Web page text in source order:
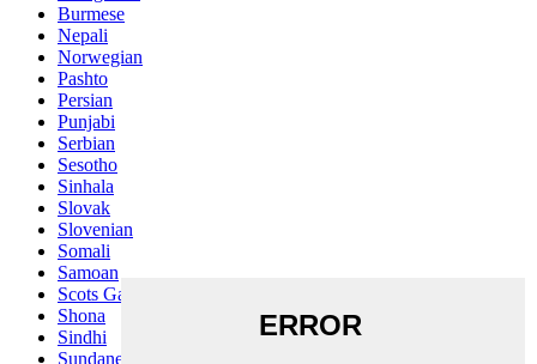
Burmese
Nepali
Norwegian
Pashto
Persian
Punjabi
Serbian
Sesotho
Sinhala
Slovak
Slovenian
Somali
Samoan
Scots Gaelic
Shona
Sindhi
Sundanese